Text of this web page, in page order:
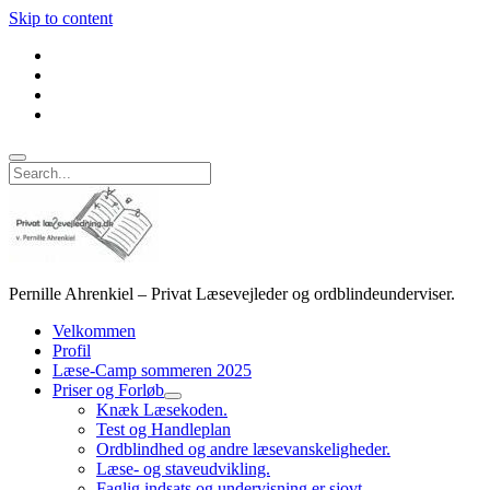
Skip to content
Search
læsevejledning
Pernille Ahrenkiel – Privat Læsevejleder og ordblindeunderviser.
Velkommen
Profil
Læse-Camp sommeren 2025
Priser og Forløb
open
dropdown
menu
Knæk Læsekoden.
Test og Handleplan
Ordblindhed og andre læsevanskeligheder.
Læse- og staveudvikling.